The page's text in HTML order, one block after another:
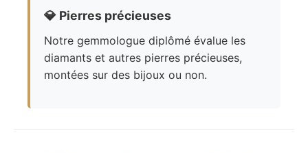
💎 Pierres précieuses
Notre gemmologue diplômé évalue les
diamants et autres pierres précieuses,
montées sur des bijoux ou non.